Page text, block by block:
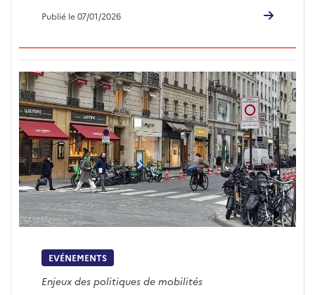
Publié le 07/01/2026
EVÉNEMENTS
Enjeux des politiques de mobilités